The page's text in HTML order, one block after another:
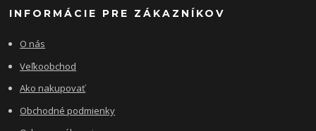
INFORMÁCIE PRE ZÁKAZNÍKOV
O nás
Veľkoobchod
Ako nakupovať
Obchodné podmienky